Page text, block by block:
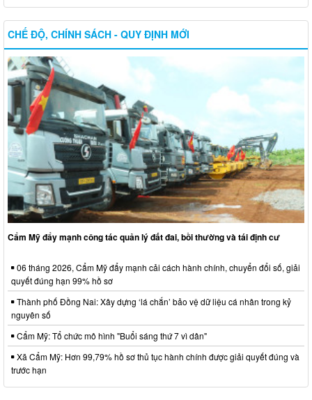
CHẾ ĐỘ, CHÍNH SÁCH - QUY ĐỊNH MỚI
Cẩm Mỹ đẩy mạnh công tác quản lý đất đai, bồi thường và tái định cư
06 tháng 2026, Cẩm Mỹ đẩy mạnh cải cách hành chính, chuyển đổi số, giải
quyết đúng hạn 99% hồ sơ
Thành phố Đồng Nai: Xây dựng ‘lá chắn’ bảo vệ dữ liệu cá nhân trong kỷ
nguyên số
Cẩm Mỹ: Tổ chức mô hình "Buổi sáng thứ 7 vì dân"
Xã Cẩm Mỹ: Hơn 99,79% hồ sơ thủ tục hành chính được giải quyết đúng và
trước hạn